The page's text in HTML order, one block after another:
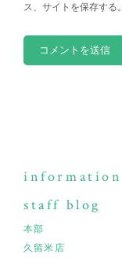
ス、サイトを保存する。
information
staff blog
本部
久留米店